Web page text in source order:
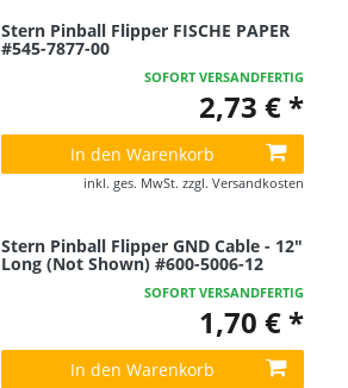
Stern Pinball Flipper FISCHE PAPER
#545-7877-00
SOFORT VERSANDFERTIG
2,73 € *
In den Warenkorb
inkl. ges. MwSt. zzgl. Versandkosten
Stern Pinball Flipper GND Cable - 12"
Long (Not Shown) #600-5006-12
SOFORT VERSANDFERTIG
1,70 € *
In den Warenkorb